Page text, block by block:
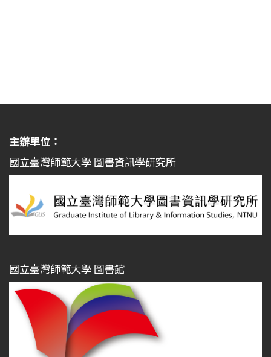
主辦單位：
國立臺灣師範大學 圖書資訊學研究所
國立臺灣師範大學 圖書館